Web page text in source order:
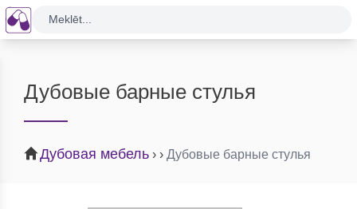
Meklēt...
Дубовые барные стулья
Дубовая мебель › › Дубовые барные стулья